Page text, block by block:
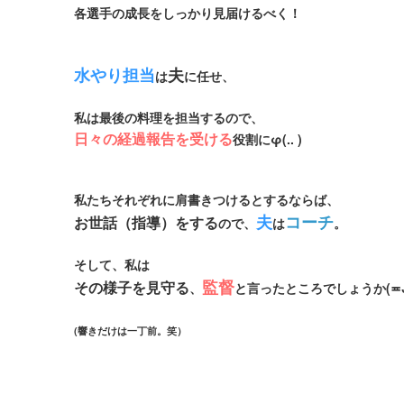
各選手の成長をしっかり見届けるべく！
水やり担当は夫に任せ、
私は最後の料理を担当するので、
日々の経過報告を受ける役割にφ(.. )
私たちそれぞれに肩書きつけるとするならば、
お世話（指導）をするので、 夫はコーチ。
そして、私は
その様子を見守る、 監督と言ったところでしょうか
(響きだけは一丁前。笑）